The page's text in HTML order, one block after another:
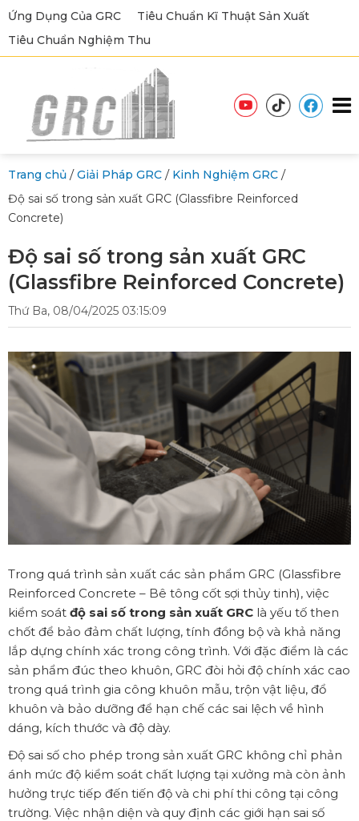
Ứng Dụng Của GRC
Tiêu Chuẩn Kĩ Thuật Sản Xuất
Tiêu Chuẩn Nghiệm Thu
Trang chủ /Giải Pháp GRC / Kinh Nghiệm GRC /
Độ sai số trong sản xuất GRC (Glassfibre Reinforced
Concrete)
Độ sai số trong sản xuất GRC
(Glassfibre Reinforced Concrete)
Thứ Ba, 08/04/2025 03:15:09
Trong quá trình sản xuất các sản phẩm GRC (Glassfibre
Reinforced Concrete – Bê tông cốt sợi thủy tinh), việc
kiểm soát độ sai số trong sản xuất GRC là yếu tố then
chốt để bảo đảm chất lượng, tính đồng bộ và khả năng
lắp dựng chính xác trong công trình. Với đặc điểm là các
sản phẩm đúc theo khuôn, GRC đòi hỏi độ chính xác cao
trong quá trình gia công khuôn mẫu, trộn vật liệu, đổ
khuôn và bảo dưỡng để hạn chế các sai lệch về hình
dáng, kích thước và độ dày.
Độ sai số cho phép trong sản xuất GRC không chỉ phản
ánh mức độ kiểm soát chất lượng tại xưởng mà còn ảnh
hưởng trực tiếp đến tiến độ và chi phí thi công tại công
trường. Việc nhận diện và quy định các giới hạn sai số